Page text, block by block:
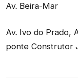
Av. Beira-Mar
Av. Ivo do Prado,
ponte Construtor